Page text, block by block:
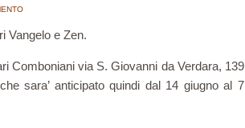
Vangelo e Zen.
Comboniani via S. Giovanni da Verdara, 139
sara’ anticipato quindi dal 14 giugno al 7